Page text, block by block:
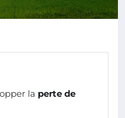
la perte de